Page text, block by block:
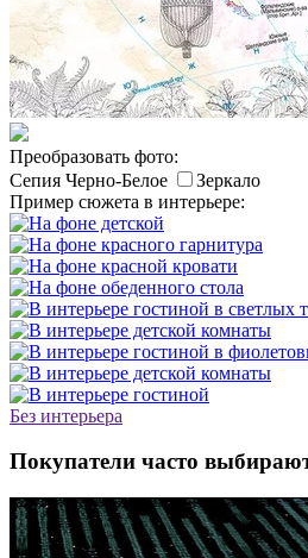
Преобразовать фото:
Сепия Черно-Белое
Зеркало
Пример сюжета в интерьере:
Без интерьера
Покупатели часто